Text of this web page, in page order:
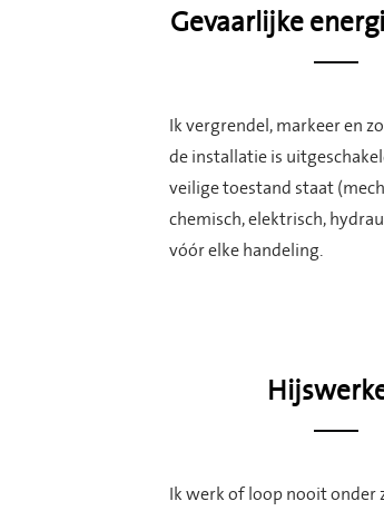
Gevaarlijke
Ik vergrendel, markeer en
de installatie is
veilige toestand staat
chemisch, elektrisch,
vóór elke handeling.
Ik werk of loop nooit onder